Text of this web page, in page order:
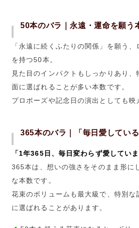
50本のバラ｜永遠・運命を願う
「永遠に続くふたりの関係」を願う
を持つ50本。
見た目のインパクトもしっかりあり、
面に選ばれることが多い本数です。
プロポーズや記念日の演出としても映
365本のバラ｜「毎日愛してい
「1年365日、毎日変わらず愛していま
365本は、想いの強さをそのまま形に
な本数です。
花束のボリュームも最大級で、特別な
に選ばれることがあります。